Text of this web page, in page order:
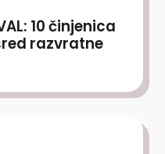
10 činjenica
razvratne